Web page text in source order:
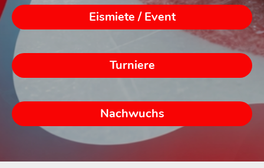
Eismiete / Event
Turniere
Nachwuchs